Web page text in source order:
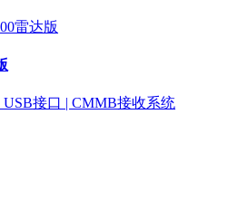
接口 | CMMB接收系统